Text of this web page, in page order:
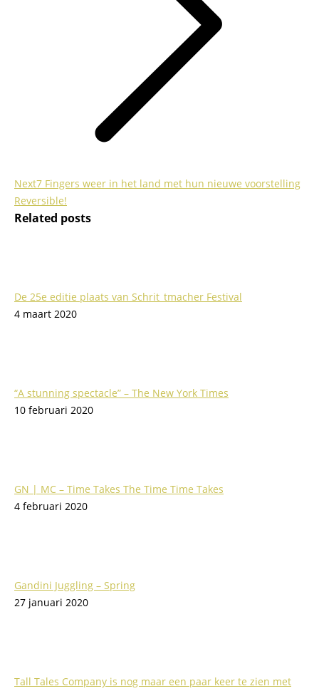
NextNext
post:
7 Fingers weer in het land met hun nieuwe voorstelling
Reversible!
Related posts
De 25e editie plaats van Schrit_tmacher Festival
4 maart 2020
“A stunning spectacle” – The New York Times
10 februari 2020
GN | MC – Time Takes The Time Time Takes
4 februari 2020
Gandini Juggling – Spring
27 januari 2020
Tall Tales Company is nog maar een paar keer te zien met